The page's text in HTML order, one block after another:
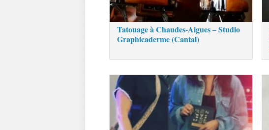
Tatouage à Chaudes-Aigues – Studio
Graphicaderme (Cantal)